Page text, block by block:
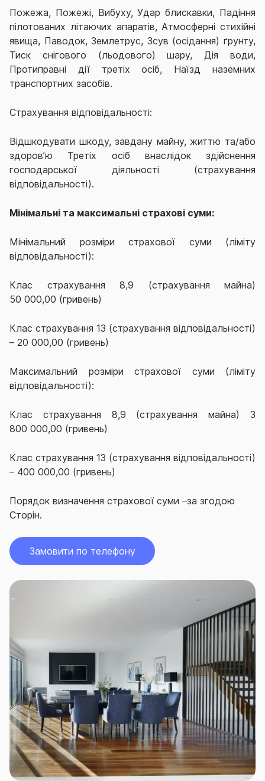
Пожежа, Пожежі, Вибуху, Удар блискавки, Падіння
пілотованих літаючих апаратів, Атмосферні стихійні
явища, Паводок, Землетрус, Зсув (осідання) ґрунту,
Тиск снігового (льодового) шару, Дія води,
Протиправні дії третіх осіб, Наїзд наземних
транспортних засобів.
Страхування відповідальності:
Відшкодувати шкоду, завдану майну, життю та/або
здоров’ю Третіх осіб внаслідок здійснення
господарської діяльності (страхування
відповідальності).
Мінімальні та максимальні страхові суми:
Мінімальний розміри страхової суми (ліміту
відповідальності):
Клас страхування 8,9 (страхування майна)
50 000,00 (гривень)
Клас страхування 13 (страхування відповідальності)
– 20 000,00 (гривень)
Максимальний розміри страхової суми (ліміту
відповідальності):
Клас страхування 8,9 (страхування майна) 3
800 000,00 (гривень)
Клас страхування 13 (страхування відповідальності)
– 400 000,00 (гривень)
Порядок визначення страхової суми –за згодою
Сторін.
Замовити по телефону